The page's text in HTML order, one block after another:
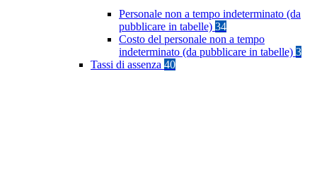
Personale non a tempo indeterminato (da
pubblicare in tabelle) 34
Costo del personale non a tempo
indeterminato (da pubblicare in tabelle) 3
Tassi di assenza 40